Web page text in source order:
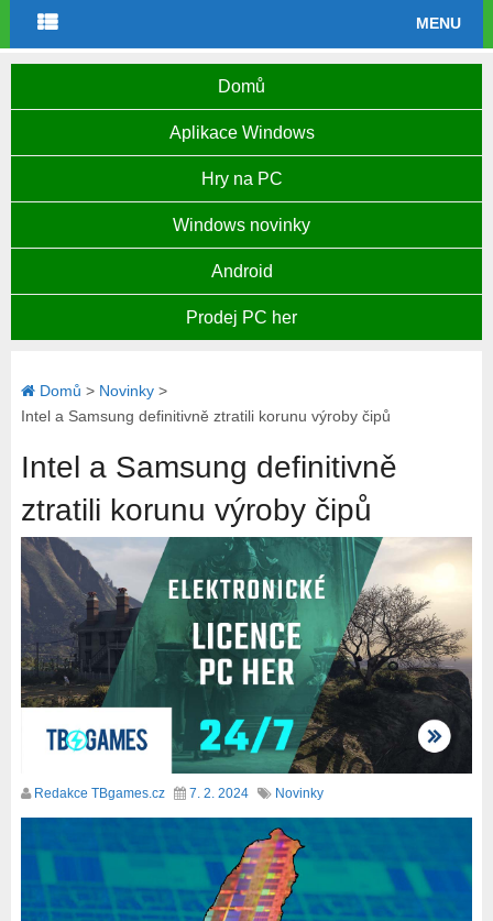
MENU
Domů
Aplikace Windows
Hry na PC
Windows novinky
Android
Prodej PC her
Domů > Novinky>
Intel a Samsung definitivně ztratili korunu výroby čipů
Intel a Samsung definitivně
ztratili korunu výroby čipů
Redakce TBgames.cz 7. 2. 2024 Novinky